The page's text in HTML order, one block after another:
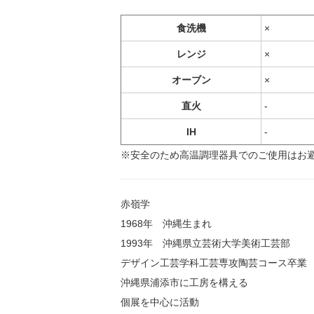
食洗機 ×
レンジ ×
オーブン ×
直火 -
IH -
※安全のため高温調理器具でのご使用はお
赤嶺学
1968年 沖縄生まれ
1993年 沖縄県立芸術大学美術工芸部
デザイン工芸学科工芸専攻陶芸コース卒業
沖縄県浦添市に工房を構える
個展を中心に活動